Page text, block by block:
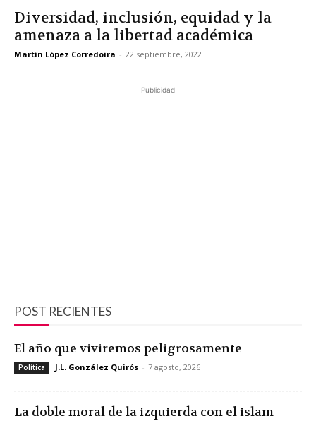
Diversidad, inclusión, equidad y la
amenaza a la libertad académica
Martín López Corredoira - 22 septiembre, 2022
Publicidad
POST RECIENTES
El año que viviremos peligrosamente
Política J.L. González Quirós - 7 agosto, 2026
La doble moral de la izquierda con el islam